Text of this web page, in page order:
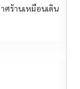
ศร้านเหมือนเดิน